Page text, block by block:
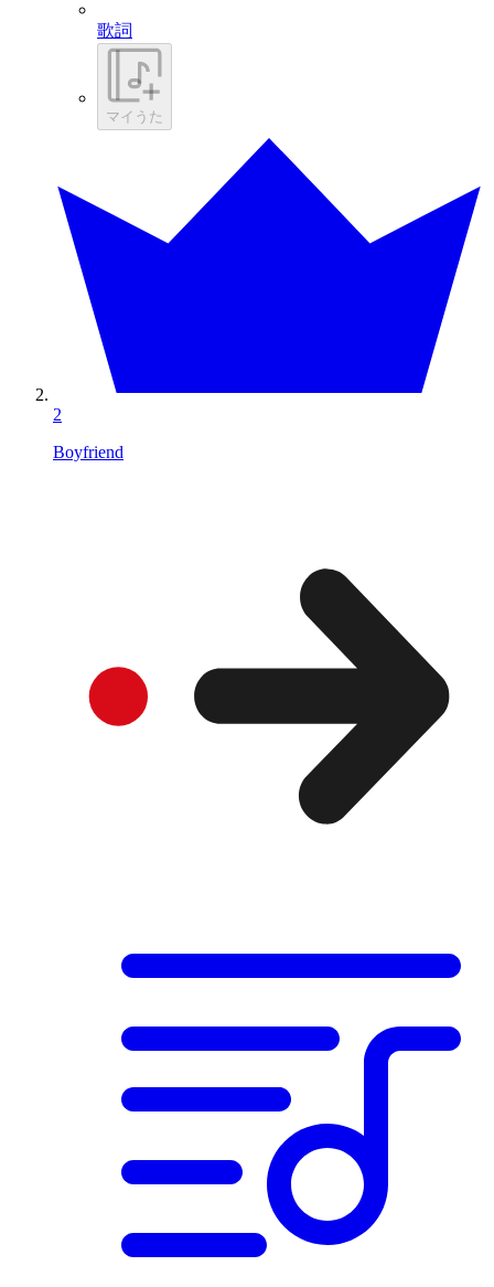
歌詞
マイうた
2
Boyfriend